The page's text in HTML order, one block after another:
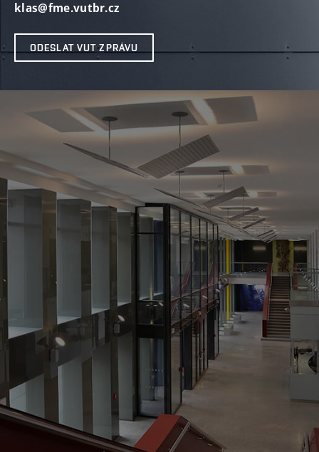
klas@fme.vutbr.cz
ODESLAT VUT ZPRÁVU